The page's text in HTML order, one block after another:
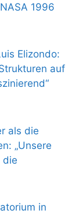
1996
Elizondo:
auf
als die
„Unsere
die
in